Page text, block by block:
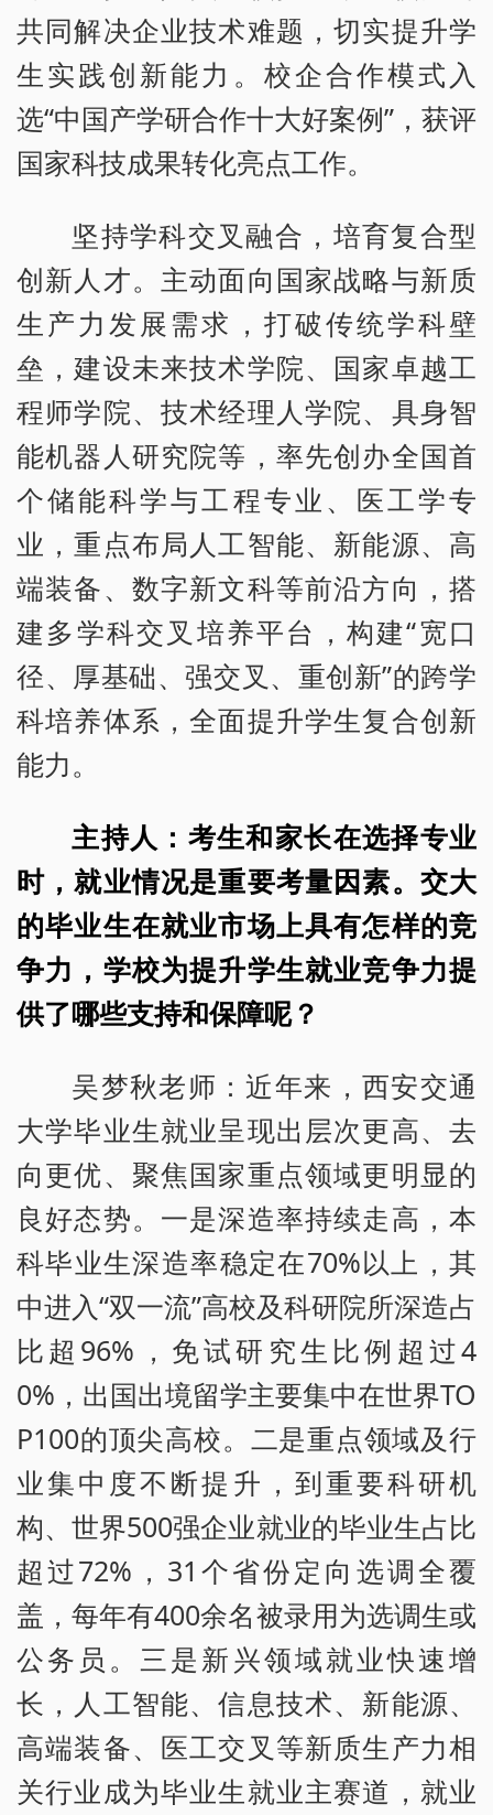
共同解决企业技术难题，切实提升学
生实践创新能力。校企合作模式入
选“中国产学研合作十大好案例”，获评
国家科技成果转化亮点工作。
坚持学科交叉融合，培育复合型
创新人才。主动面向国家战略与新质
生产力发展需求，打破传统学科壁
垒，建设未来技术学院、国家卓越工
程师学院、技术经理人学院、具身智
能机器人研究院等，率先创办全国首
个储能科学与工程专业、医工学专
业，重点布局人工智能、新能源、高
端装备、数字新文科等前沿方向，搭
建多学科交叉培养平台，构建“宽口
径、厚基础、强交叉、重创新”的跨学
科培养体系，全面提升学生复合创新
能力。
主持人：考生和家长在选择专业
时，就业情况是重要考量因素。交大
的毕业生在就业市场上具有怎样的竞
争力，学校为提升学生就业竞争力提
供了哪些支持和保障呢？
吴梦秋老师：近年来，西安交通
大学毕业生就业呈现出层次更高、去
向更优、聚焦国家重点领域更明显的
良好态势。一是深造率持续走高，本
科毕业生深造率稳定在70%以上，其
中进入“双一流”高校及科研院所深造占
比超96%，免试研究生比例超过4
0%，出国出境留学主要集中在世界TO
P100的顶尖高校。二是重点领域及行
业集中度不断提升，到重要科研机
构、世界500强企业就业的毕业生占比
超过72%，31个省份定向选调全覆
盖，每年有400余名被录用为选调生或
公务员。三是新兴领域就业快速增
长，人工智能、信息技术、新能源、
高端装备、医工交叉等新质生产力相
关行业成为毕业生就业主赛道，就业